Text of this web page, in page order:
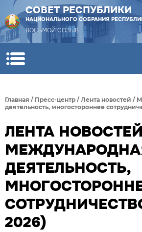
СОВЕТ РЕСПУБЛИКИ
НАЦИОНАЛЬНОГО СОБРАНИЯ
ВОСЬМОЙ СОЗЫВ
Главная / Пресс-центр / Лента новостей /
деятельность, многостороннее
ЛЕНТА
ДЕЯТЕЛЬНОСТЬ,
2026)